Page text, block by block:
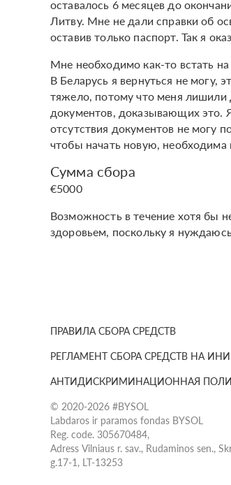
оставалось 6 месяцев до
Литву. Мне не дали справки об
оставив только паспорт. Так я
Мне необходимо как-то встать
В Беларусь я вернуться не могу,
тяжело, потому что меня лишили
документов, доказывающих это.
отсутствия документов не могу
чтобы начать новую,
Сумма сбора
€5000
Возможность в течение хотя бы
здоровьем, поскольку я
ПРАВИЛА СБОРА СРЕДСТВ
РЕГЛАМЕНТ СБОРА СРЕДСТВ НА
АНТИДИСКРИМИНАЦИОННАЯ
© 2020-2026 #BYSOL
Labdaros ir paramos fondas BYSOL
Reg. code. 305670484,
Adress Vilniaus r. sav., Rudaminos sen.,
g.17-1, LT-13253